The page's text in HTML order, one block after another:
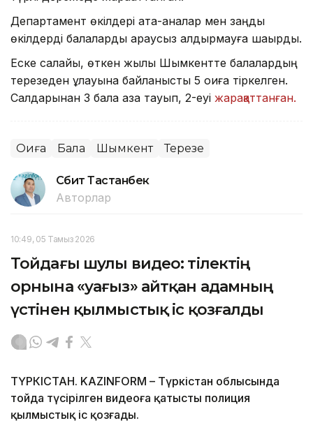
Департамент өкілдері ата-аналар мен заңды
өкілдерді балаларды қараусыз қалдырмауға шақырды.
Еске салайық, өткен жылы Шымкентте балалардың
терезеден құлауына байланысты 5 оқиға тіркелген.
Салдарынан 3 бала қаза тауып, 2-еуі жарақаттанған.
Оқиға Бала Шымкент Терезе
Сәбит Тастанбек
Авторлар
10:49, 05 Тамыз 2026
Тойдағы шулы видео: тілектің
орнына «уағыз» айтқан адамның
үстінен қылмыстық іс қозғалды
ТҮРКІСТАН. KAZINFORM – Түркістан облысында
тойда түсірілген видеоға қатысты полиция
қылмыстық іс қозғады.